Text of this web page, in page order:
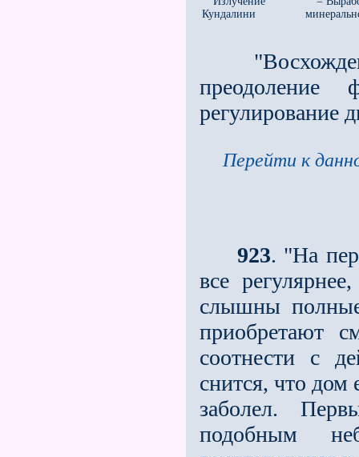
Кундалини
регулирование
Перейти к
923. "На
все
слышны
приобретают
соотнести с
снится, что дом
заболел.
подобным